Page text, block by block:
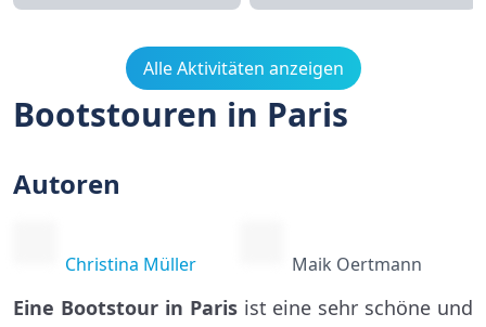
Alle Aktivitäten anzeigen
Bootstouren in Paris
Autoren
Christina Müller Maik Oertmann
Eine Bootstour in Parisist eine sehr schöne und